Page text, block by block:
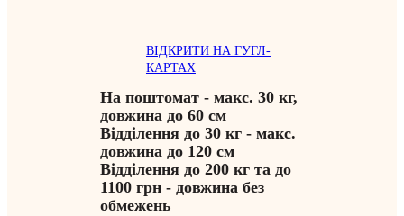
ВІДКРИТИ НА ГУГЛ-
КАРТАХ
На поштомат - макс. 30 кг,
довжина до 60 см
Відділення до 30 кг - макс.
довжина до 120 см
Відділення до 200 кг та до
1100 грн - довжина без
обмежень